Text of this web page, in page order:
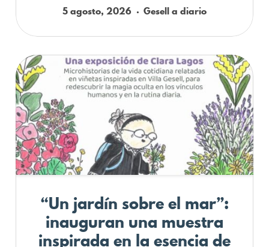
5 agosto, 2026 Gesell a diario
“Un jardín sobre el mar”:
inauguran una muestra
inspirada en la esencia de